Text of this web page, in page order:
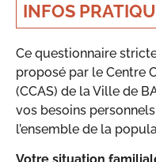
INFOS
Ce questionnaire
proposé par le Centre
(CCAS) de la Ville de
vos besoins
l’ensemble de la